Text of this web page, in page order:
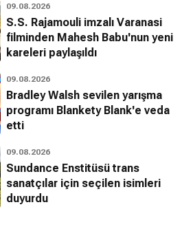
09.08.2026
S.S. Rajamouli imzalı Varanasi
filminden Mahesh Babu'nun yeni
kareleri paylaşıldı
09.08.2026
Bradley Walsh sevilen yarışma
programı Blankety Blank'e veda
etti
09.08.2026
Sundance Enstitüsü trans
sanatçılar için seçilen isimleri
duyurdu